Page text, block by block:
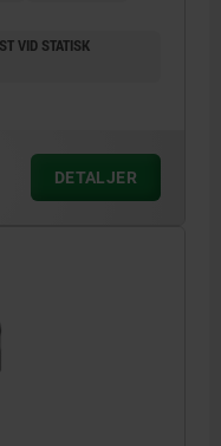
VID STATISK
DETALJER